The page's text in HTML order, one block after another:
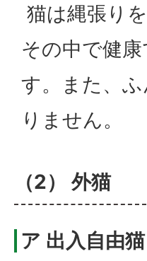
猫は縄張り
その中で健
す。また、
りません。
（2） 外猫
ア 出入自由猫